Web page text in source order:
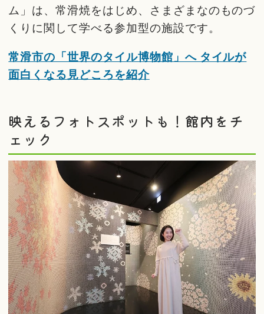
ム」は、常滑焼をはじめ、さまざまなのものづ
くりに関して学べる参加型の施設です。
常滑市の「世界のタイル博物館」へ タイルが
面白くなる見どころを紹介
映えるフォトスポットも！館内をチ
ェック